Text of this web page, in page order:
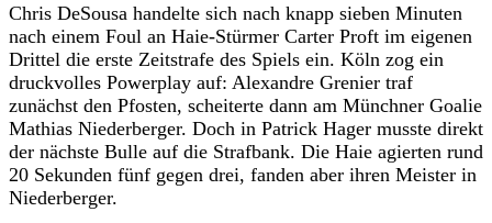
Chris DeSousa handelte sich nach knapp sieben Minuten
nach einem Foul an Haie-Stürmer Carter Proft im eigenen
Drittel die erste Zeitstrafe des Spiels ein. Köln zog ein
druckvolles Powerplay auf: Alexandre Grenier traf
zunächst den Pfosten, scheiterte dann am Münchner Goalie
Mathias Niederberger. Doch in Patrick Hager musste direkt
der nächste Bulle auf die Strafbank. Die Haie agierten rund
20 Sekunden fünf gegen drei, fanden aber ihren Meister in
Niederberger.